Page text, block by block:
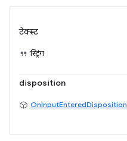
टेक्स्ट
स्ट्रिंग
disposition
OnInputEnteredDisposition